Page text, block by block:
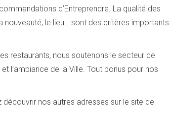
d’Entreprendre. La qualité des
nouveauté, le lieu… sont des critères importants
restaurants, nous soutenons le secteur de
l’ambiance de la Ville. Tout bonus pour nos
nos autres adresses sur le site de